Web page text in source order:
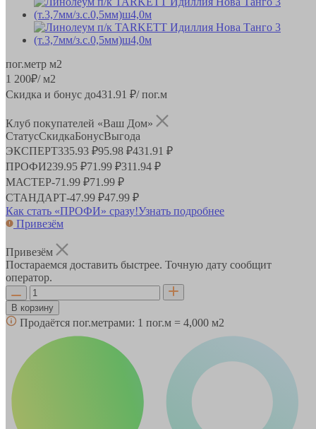
пог.метр м2
1 200₽/ м2
Скидка и бонус до431.91 ₽/ пог.м
Клуб покупателей «Ваш Дом»
СтатусСкидкаБонусВыгода
ЭКСПЕРТ335.93 ₽95.98 ₽431.91 ₽
ПРОФИ239.95 ₽71.99 ₽311.94 ₽
МАСТЕР-71.99 ₽71.99 ₽
СТАНДАРТ-47.99 ₽47.99 ₽
Как стать «ПРОФИ» сразу!Узнать подробнее
Привезём
Привезём
Постараемся доставить быстрее. Точную дату сообщит
оператор.
В корзину
Продаётся пог.метрами: 1 пог.м = 4,000 м2